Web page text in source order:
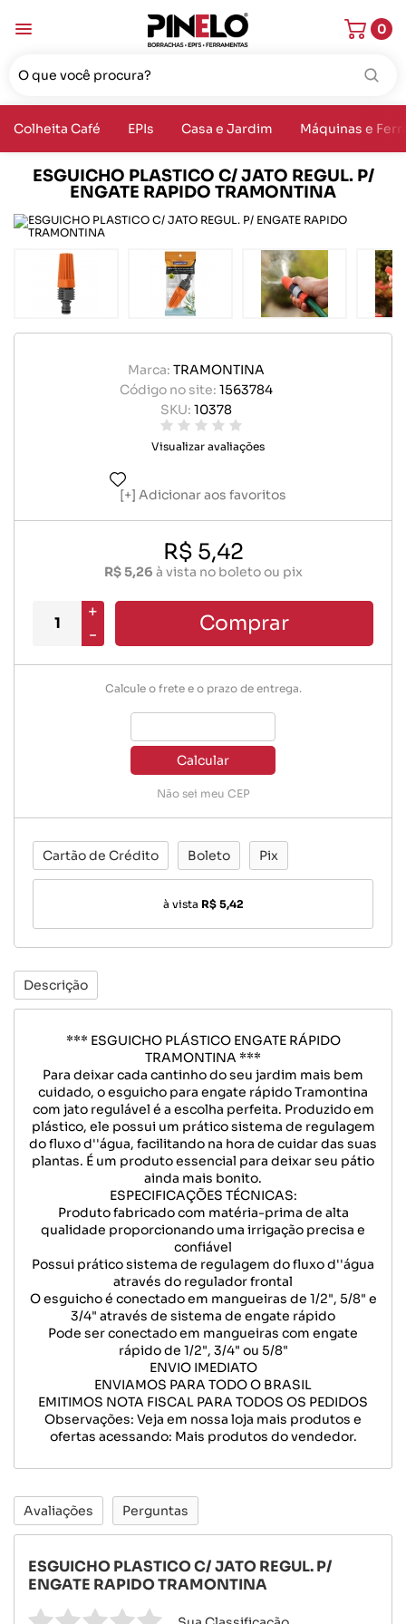
0
Colheita Café EPIs Casa e Jardim Máquinas e
ESGUICHO PLASTICO C/ JATO REGUL. P/
ENGATE RAPIDO TRAMONTINA
Marca: TRAMONTINA
Código no site: 1563784
SKU: 10378
Visualizar avaliações
Adicionar aos favoritos
R$ 5,42
R$ 5,26 à vista no boleto ou pix
+
-
Comprar
Calcule o frete e o prazo de entrega.
Calcular
Não sei meu CEP
Cartão de Crédito Boleto Pix
à vista R$ 5,42
Descrição
*** ESGUICHO PLÁSTICO ENGATE RÁPIDO
TRAMONTINA ***
Para deixar cada cantinho do seu jardim mais bem
cuidado, o esguicho para engate rápido Tramontina
com jato regulável é a escolha perfeita. Produzido em
plástico, ele possui um prático sistema de regulagem
do fluxo d''água, facilitando na hora de cuidar das suas
plantas. É um produto essencial para deixar seu pátio
ainda mais bonito.
ESPECIFICAÇÕES TÉCNICAS:
Produto fabricado com matéria-prima de alta
qualidade proporcionando uma irrigação precisa e
confiável
Possui prático sistema de regulagem do fluxo d''água
através do regulador frontal
O esguicho é conectado em mangueiras de 1/2", 5/8" e
3/4" através de sistema de engate rápido
Pode ser conectado em mangueiras com engate
rápido de 1/2", 3/4" ou 5/8"
ENVIO IMEDIATO
ENVIAMOS PARA TODO O BRASIL
EMITIMOS NOTA FISCAL PARA TODOS OS PEDIDOS
Observações: Veja em nossa loja mais produtos e
ofertas acessando: Mais produtos do vendedor.
Avaliações Perguntas
ESGUICHO PLASTICO C/ JATO REGUL. P/
ENGATE RAPIDO TRAMONTINA